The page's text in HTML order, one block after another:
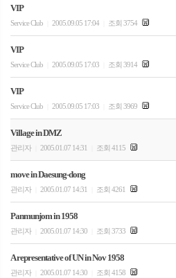
VIP
Service Club 2005.09.05 17:04 조회 3754
VIP
Service Club 2005.09.05 17:03 조회 3914
VIP
Service Club 2005.09.05 17:03 조회 3969
Village in DMZ
관리자 2005.01.07 14:31 조회 4115
move in Daesung-dong
관리자 2005.01.07 14:31 조회 4261
Panmunjom in 1958
관리자 2005.01.07 14:30 조회 3733
A representative of UN in Nov 1958
관리자 2005.01.07 14:30 조회 4158